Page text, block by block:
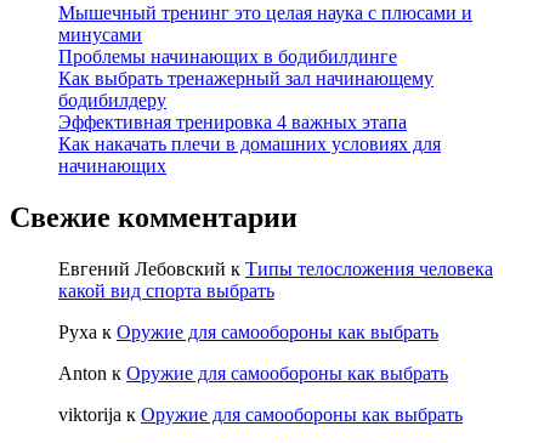
Мышечный тренинг это целая наука с плюсами и
минусами
Проблемы начинающих в бодибилдинге
Как выбрать тренажерный зал начинающему
бодибилдеру
Эффективная тренировка 4 важных этапа
Как накачать плечи в домашних условиях для
начинающих
Свежие комментарии
Евгений Лебовский к Типы телосложения человека
какой вид спорта выбрать
Руха к Оружие для самообороны как выбрать
Anton к Оружие для самообороны как выбрать
viktorija к Оружие для самообороны как выбрать